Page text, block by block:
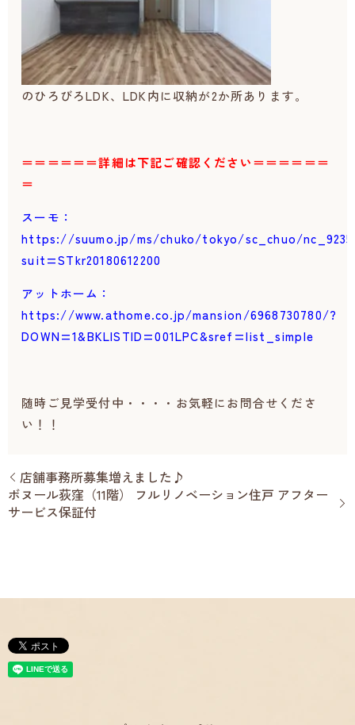
のひろびろLDK、LDK内に収納が2か所あります。
＝＝＝＝＝＝詳細は下記ご確認ください＝＝＝＝＝＝
＝
スーモ：
https://suumo.jp/ms/chuko/tokyo/sc_chuo/
suit=STkr20180612200
アットホーム：
https://www.athome.co.jp/mansion/6968730780/?
DOWN=1&BKLISTID=001LPC&sref=list_simple
随時ご見学受付中・・・・お気軽にお問合せくださ
い！！
店舗事務所募集増えました♪
ボヌール荻窪（11階） フルリノベーション住戸 アフター
サービス保証付